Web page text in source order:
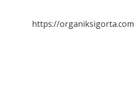
https://organiksigorta.com